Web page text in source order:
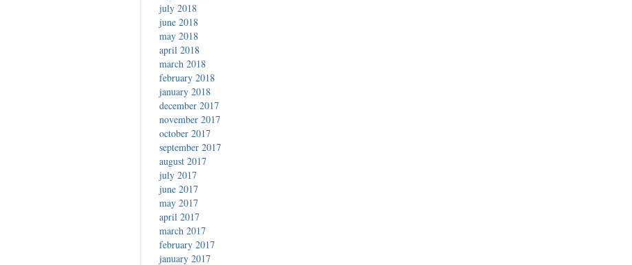
july 2018
june 2018
may 2018
april 2018
march 2018
february 2018
january 2018
december 2017
november 2017
october 2017
september 2017
august 2017
july 2017
june 2017
may 2017
april 2017
march 2017
february 2017
january 2017